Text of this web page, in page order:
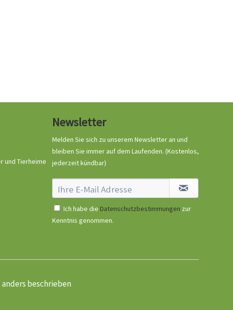
und Tierheime
Newsletter
Melden Sie sich zu unserem Newsletter an und
bleiben Sie immer auf dem Laufenden. (Kostenlos,
jederzeit kündbar)
Ich habe die Datenschutzbestimmungen zur
Kenntnis genommen.
beschrieben